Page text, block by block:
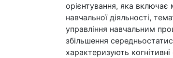
орієнтування, яка
навчальної діяльності,
управління навчальним
збільшення
характеризують когнітивні